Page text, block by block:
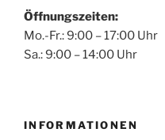
Öffnungszeiten:
Mo.-Fr.: 9:00 – 17:00 Uhr
Sa.: 9:00 – 14:00 Uhr
INFORMATIONEN